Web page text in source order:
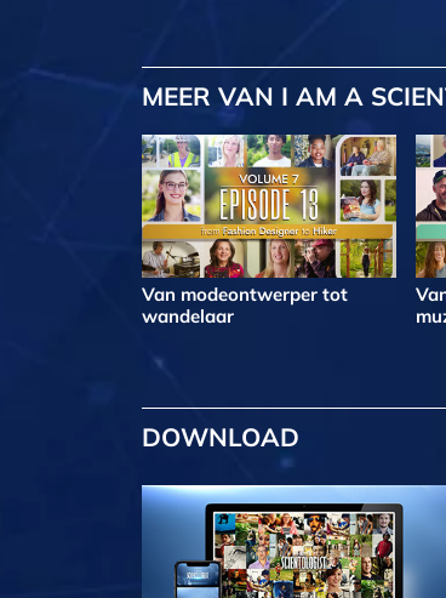
MEER VAN I AM A
Van modeontwerper tot
wandelaar
DOWNLOAD